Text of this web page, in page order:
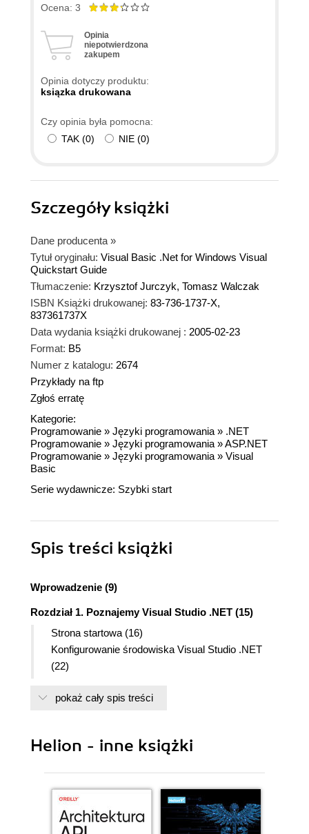
Ocena: 3
Opinia
niepotwierdzona
zakupem
Opinia dotyczy produktu:
ksiązka drukowana
Czy opinia była pomocna:
TAK (0) NIE (0)
Szczegółyksiążki
Dane producenta »
Tytuł oryginału: Visual Basic .Net for Windows Visual
Quickstart Guide
Tłumaczenie: Krzysztof Jurczyk, Tomasz Walczak
ISBN Książki drukowanej: 83-736-1737-X,
837361737X
Data wydania książki drukowanej : 2005-02-23
Format: B5
Numer z katalogu: 2674
Przykłady na ftp
Zgłoś erratę
Kategorie:
Programowanie » Języki programowania » .NET
Programowanie » Języki programowania »ASP.NET
Programowanie » Języki programowania » Visual
Basic
Serie wydawnicze: Szybki start
Spis treści książki
Wprowadzenie (9)
Rozdział 1. Poznajemy Visual Studio .NET (15)
Strona startowa (16)
Konfigurowanie środowiska Visual Studio .NET
(22)
Narzędzia środowiska Visual Studio (36)
Poznajemy usługi Web Service (44)
Tworzenie usługi Web Service (47)
Testowanie usług Web Service (52)
Dodawanie metod Web (53)
Testowanie metody Web (54)
Rozdział 3. Praca z klasami (55)
pokaż cały spis treści
Helion - inne książki